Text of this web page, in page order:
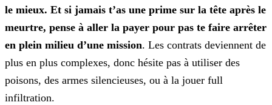
le mieux. Et si jamais t’as une prime sur la tête après le
meurtre, pense à aller la payer pour pas te faire arrêter
en plein milieu d’une mission. Les contrats deviennent de
plus en plus complexes, donc hésite pas à utiliser des
poisons, des armes silencieuses, ou à la jouer full
infiltration.